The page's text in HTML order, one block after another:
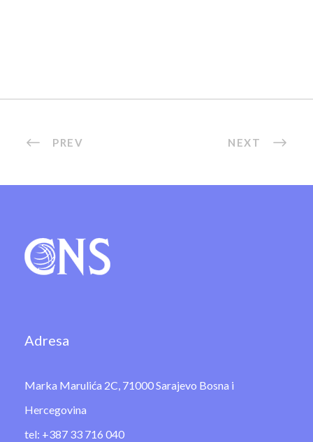
PREV NEXT
Adresa
Marka Marulića 2C, 71000 Sarajevo Bosna i
Hercegovina
tel: +387 33 716 040